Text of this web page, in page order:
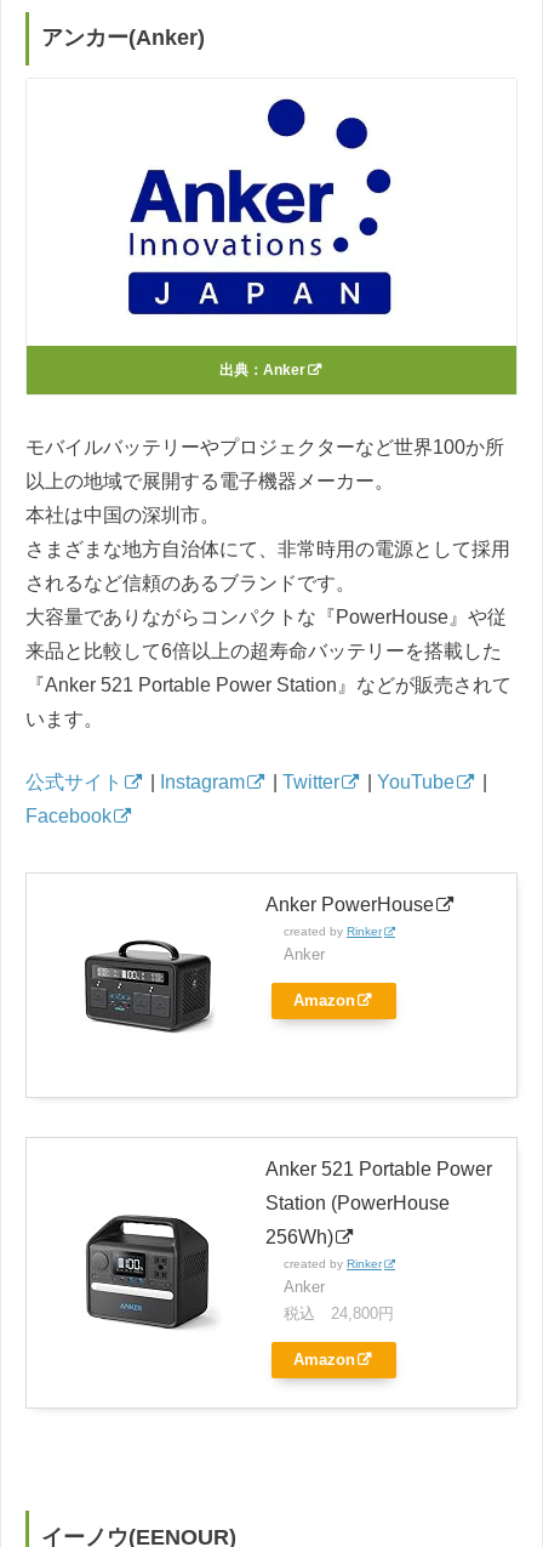
アンカー(Anker)
出典： Anker
モバイルバッテリーやプロジェクターなど世界100か所
以上の地域で展開する電子機器メーカー。
本社は中国の深圳市。
さまざまな地方自治体にて、非常時用の電源として採用
されるなど信頼のあるブランドです。
大容量でありながらコンパクトな『PowerHouse』や従
来品と比較して6倍以上の超寿命バッテリーを搭載した
『Anker 521 Portable Power Station』などが販売されて
います。
公式サイト Instagram Twitter YouTube
Facebook
Anker PowerHouse
created by Rinker
Anker
Amazon
Anker 521 Portable Power
Station (PowerHouse
256Wh)
created by Rinker
Anker
税込 24,800円
Amazon
イーノウ(EENOUR)